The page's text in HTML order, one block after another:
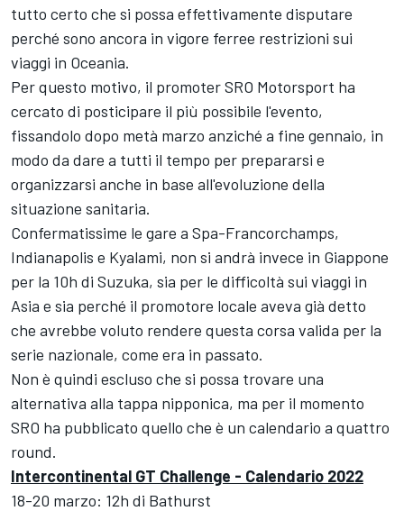
tutto certo che si possa effettivamente disputare
perché sono ancora in vigore ferree restrizioni sui
viaggi in Oceania.
Per questo motivo, il promoter SRO Motorsport ha
cercato di posticipare il più possibile l'evento,
fissandolo dopo metà marzo anziché a fine gennaio, in
modo da dare a tutti il tempo per prepararsi e
organizzarsi anche in base all'evoluzione della
situazione sanitaria.
Confermatissime le gare a Spa-Francorchamps,
Indianapolis e Kyalami, non si andrà invece in Giappone
per la 10h di Suzuka, sia per le difficoltà sui viaggi in
Asia e sia perché il promotore locale aveva già detto
che avrebbe voluto rendere questa corsa valida per la
serie nazionale, come era in passato.
Non è quindi escluso che si possa trovare una
alternativa alla tappa nipponica, ma per il momento
SRO ha pubblicato quello che è un calendario a quattro
round.
Intercontinental GT Challenge - Calendario 2022
18-20 marzo: 12h di Bathurst